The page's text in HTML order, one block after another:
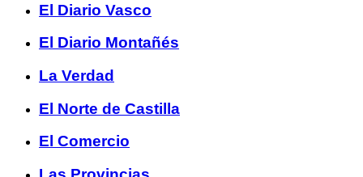
El Diario Vasco
El Diario Montañés
La Verdad
El Norte de Castilla
El Comercio